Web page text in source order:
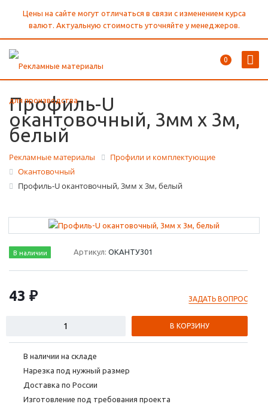
Цены на сайте могут отличаться в связи с изменением курса
валют. Актуальную стоимость уточняйте у менеджеров.
0
Профиль-U
окантовочный, 3мм х 3м,
белый
Рекламные материалы
Профили и комплектующие
Окантовочный
Профиль-U окантовочный, 3мм х 3м, белый
В наличии Артикул:ОКАНТУ301
43 ₽ ЗАДАТЬ ВОПРОС
В КОРЗИНУ
В наличии на складе
Нарезка под нужный размер
Доставка по России
Изготовление под требования проекта